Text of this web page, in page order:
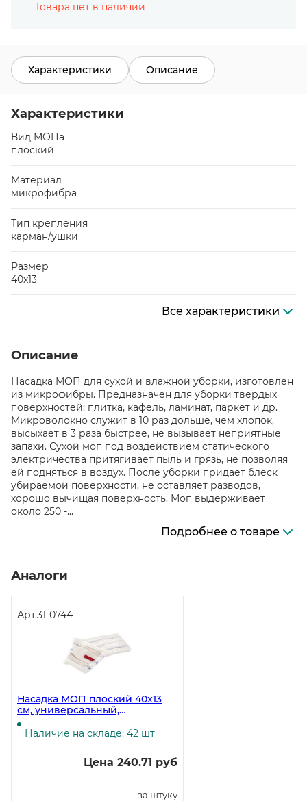
Товара нет в наличии
Характеристики Описание
Характеристики
Вид МОПа
плоский
Материал
микрофибра
Тип крепления
карман/ушки
Размер
40х13
Все характеристики
Описание
Насадка МОП для сухой и влажной уборки, изготовлен
из микрофибры. Предназначен для уборки твердых
поверхностей: плитка, кафель, ламинат, паркет и др.
Микроволокно служит в 10 раз дольше, чем хлопок,
высыхает в 3 раза быстрее, не вызывает неприятные
запахи. Сухой моп под воздействием статического
электричества притягивает пыль и грязь, не позволяя
ей подняться в воздух. После уборки придает блеск
убираемой поверхности, не оставляет разводов,
хорошо вычищая поверхность. Моп выдерживает
около 250 -...
Подробнее о товаре
Аналоги
Арт.31-0744
Насадка МОП плоский 40х13
см, универсальный,
микрофибра, мягкий абразив
Наличие на складе: 42 шт
Цена 240.71 руб
за штуку